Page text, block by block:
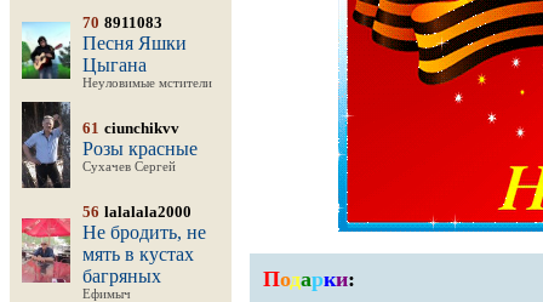
70 8911083
Песня Яшки
Цыгана
Неуловимые мстители
61 ciunchikvv
Розы красные
Сухачев Сергей
56 lalalala2000
Не бродить, не
мять в кустах
багряных
Ефимыч
Подарки: